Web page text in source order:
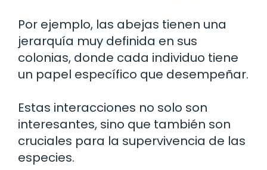
Por ejemplo, las abejas tienen una
jerarquía muy definida en sus
colonias, donde cada individuo tiene
un papel específico que desempeñar.
Estas interacciones no solo son
interesantes, sino que también son
cruciales para la supervivencia de las
especies.